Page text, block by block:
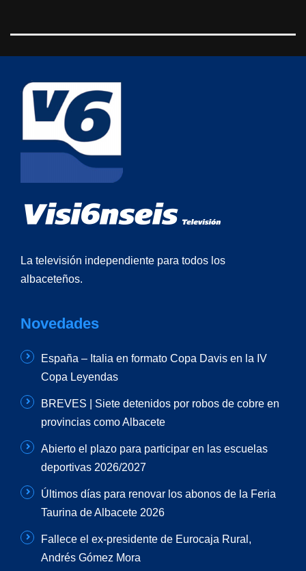
La televisión independiente para todos los
albaceteños.
Novedades
España – Italia en formato Copa Davis en la IV
Copa Leyendas
BREVES | Siete detenidos por robos de cobre en
provincias como Albacete
Abierto el plazo para participar en las escuelas
deportivas 2026/2027
Últimos días para renovar los abonos de la Feria
Taurina de Albacete 2026
Fallece el ex-presidente de Eurocaja Rural,
Andrés Gómez Mora